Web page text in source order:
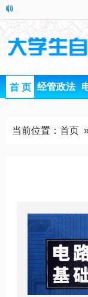
首 页 经管政法
当前位置： 首页